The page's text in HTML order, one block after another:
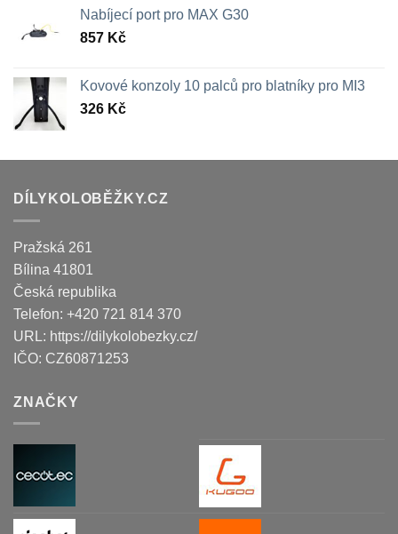
Nabíjecí port pro MAX G30
857 Kč
Kovové konzoly 10 palců pro blatníky pro MI3
326 Kč
DÍLYKOLOBĚŽKY.CZ
Pražská 261
Bílina 41801
Česká republika
Telefon: +420 721 814 370
URL: https://dilykolobezky.cz/
IČO: CZ60871253
ZNAČKY